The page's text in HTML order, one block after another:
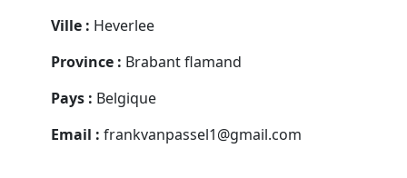
Ville : Heverlee
Province : Brabant flamand
Pays : Belgique
Email : frankvanpassel1@gmail.com